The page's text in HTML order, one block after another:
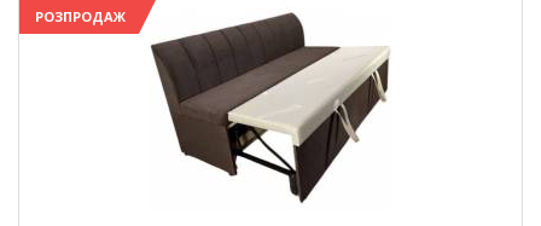
РОЗПРОДАЖ